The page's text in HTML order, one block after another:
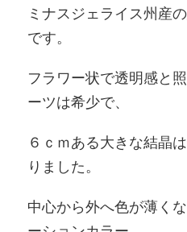
ミナスジェライス州産
です。
フラワー状で透明感と
ーツは希少で、
６ｃｍある大きな結晶
りました。
中心から外へ色が薄く